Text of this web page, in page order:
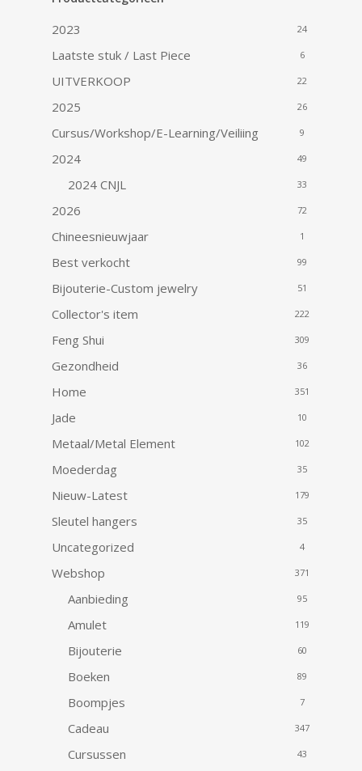
2023 24
Laatste stuk / Last Piece 6
UITVERKOOP 22
2025 26
Cursus/Workshop/E-Learning/Veiliing 9
2024 49
2024 CNJL 33
2026 72
Chineesnieuwjaar 1
Best verkocht 99
Bijouterie-Custom jewelry 51
Collector's item 222
Feng Shui 309
Gezondheid 36
Home 351
Jade 10
Metaal/Metal Element 102
Moederdag 35
Nieuw-Latest 179
Sleutel hangers 35
Uncategorized 4
Webshop 371
Aanbieding 95
Amulet 119
Bijouterie 60
Boeken 89
Boompjes 7
Cadeau 347
Cursussen 43